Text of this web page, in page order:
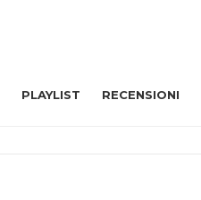
PLAYLIST RECENSIONI